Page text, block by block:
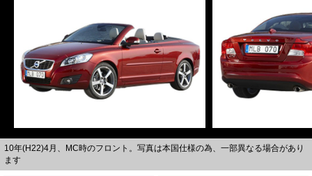
10年(H22)4月、MC時のフロント。写真は本国仕様の為、一部異なる場合があり
ます